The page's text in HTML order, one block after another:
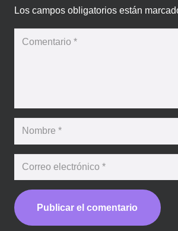
Los campos obligatorios están
Publicar el comentario